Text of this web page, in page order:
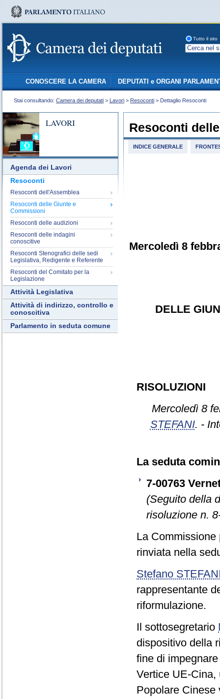
Tutto il sito
CONOSCERE LA CAMERA DEPUTATI e ORGANI
Stai consultando: Camera dei deputati > Lavori > Resoconti > Dettaglio Resoconti
LAVORI
Agenda dei Lavori
Resoconti
Resoconti dell'Assemblea
Resoconti delle Giunte e
Commissioni
Resoconti delle audizioni
Resoconti delle indagini
conoscitive
Resoconti Stenografici delle sedi
Legislativa, Redigente e Referente
Resoconti del Comitato per la
Legislazione
Attività Legislativa
Attività di indirizzo, controllo e
conoscitiva
Parlamento in seduta comune
Resoconti
INDICE GENERALE
Mercoledì 8
DELLE
RISOLUZIONI
Mercoledì 8
STEFANI. -
La seduta
7-00763
(Seguito della
risoluzione n.
La
rinviata nella
Stefano
rappresentante
riformulazione.
Il sottosegretario
dispositivo della
fine di
Vertice UE-Cina,
Popolare Cinese